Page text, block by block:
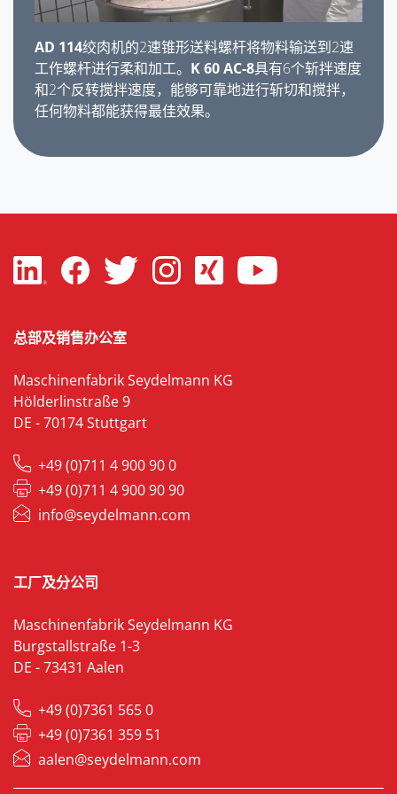
AD 114绞肉机的2速锥形送料螺杆将物料输送到2速
工作螺杆进行柔和加工。 K 60 AC-8具有6个斩拌速度
和2个反转搅拌速度，能够可靠地进行斩切和搅拌，
任何物料都能获得最佳效果。
总部及销售办公室
Maschinenfabrik Seydelmann KG
Hölderlinstraße 9
DE - 70174 Stuttgart
+49 (0)711 4 900 90 0
+49 (0)711 4 900 90 90
info@seydelmann.com
工厂及分公司
Maschinenfabrik Seydelmann KG
Burgstallstraße 1-3
DE - 73431 Aalen
+49 (0)7361 565 0
+49 (0)7361 359 51
aalen@seydelmann.com